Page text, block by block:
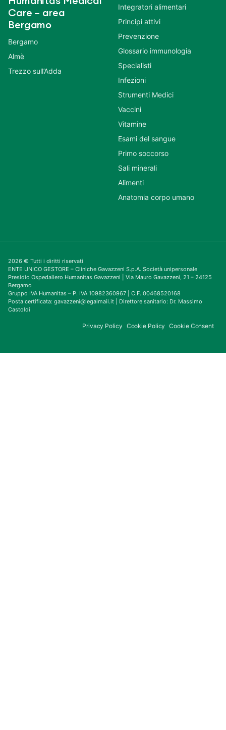
Care – area
Bergamo
Bergamo
Almè
Trezzo sull’Adda
Integratori alimentari
Principi attivi
Prevenzione
Glossario immunologia
Specialisti
Infezioni
Strumenti Medici
Vaccini
Vitamine
Esami del sangue
Primo soccorso
Sali minerali
Alimenti
Anatomia corpo umano
2026 © Tutti i diritti riservati
ENTE UNICO GESTORE – Cliniche Gavazzeni S.p.A. Società unipersonale
Presidio Ospedaliero Humanitas Gavazzeni | Via Mauro Gavazzeni, 21 – 24125
Bergamo
Gruppo IVA Humanitas – P. IVA 10982360967 | C.F. 00468520168
Posta certificata: gavazzeni@legalmail.it | Direttore sanitario: Dr. Massimo
Castoldi
Privacy Policy Cookie Policy Cookie Consent